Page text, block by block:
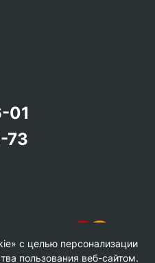
01
73
с целью персонализации
пользования веб-сайтом.